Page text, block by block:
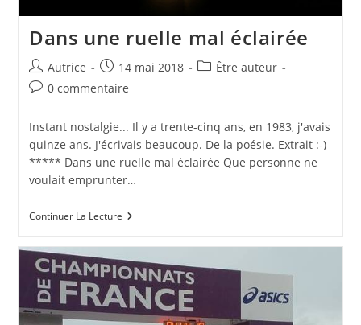
Dans une ruelle mal éclairée
Auteur/autrice
de
Autrice
Publication
publiée :
14 mai 2018
PostÊtre auteur
Commentaires
la
publication :
0 commentaire
Instant nostalgie... Il y a trente-cinq ans, en 1983, j'avais
quinze ans. J'écrivais beaucoup. De la poésie. Extrait :-)
***** Dans une ruelle mal éclairée Que personne ne
voulait emprunter…
Continuer La LectureDans
Une
Éclairée